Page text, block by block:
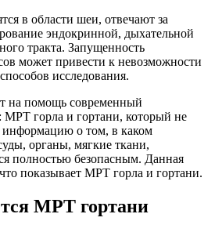
в области шеи, отвечают за
эндокринной, дыхательной
тракта. Запущенность
может привести к невозможности
исследования.
на помощь современный
МРТ горла и гортани, который не
о том, в каком
органы, мягкие ткани,
полностью безопасным. Данная
показывает МРТ горла и гортани.
МРТ гортани